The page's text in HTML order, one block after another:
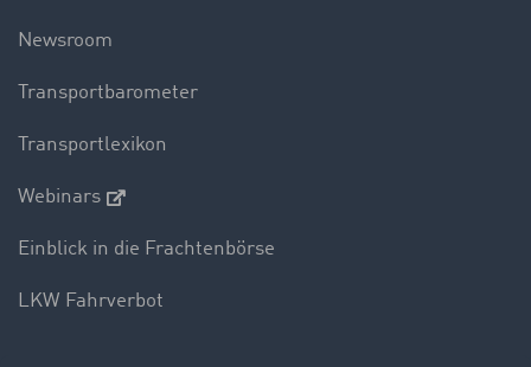
Newsroom
Transportbarometer
Transportlexikon
Webinars
Einblick in die Frachtenbörse
LKW Fahrverbot